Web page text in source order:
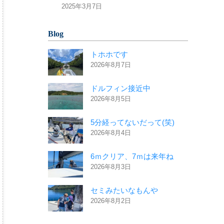
2025年3月7日
Blog
トホホです
2026年8月7日
ドルフィン接近中
2026年8月5日
5分経ってないだって(笑)
2026年8月4日
6ｍクリア、7ｍは来年ね
2026年8月3日
セミみたいなもんや
2026年8月2日